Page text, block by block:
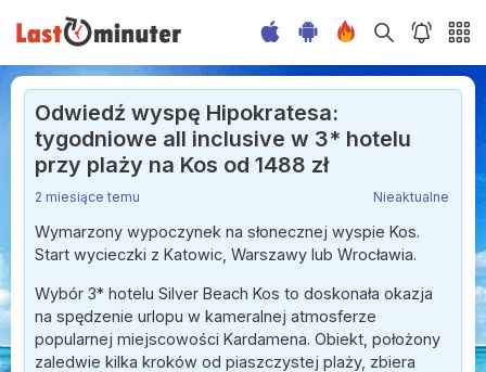
Odwiedź wyspę Hipokratesa:
tygodniowe all inclusive w 3* hotelu
przy plaży na Kos od 1488 zł
2 miesiące temu Nieaktualne
Wymarzony wypoczynek na słonecznej wyspie Kos.
Start wycieczki z Katowic, Warszawy lub Wrocławia.
Wybór 3* hotelu Silver Beach Kos to doskonała okazja
na spędzenie urlopu w kameralnej atmosferze
popularnej miejscowości Kardamena. Obiekt, położony
zaledwie kilka kroków od piaszczystej plaży, zbiera